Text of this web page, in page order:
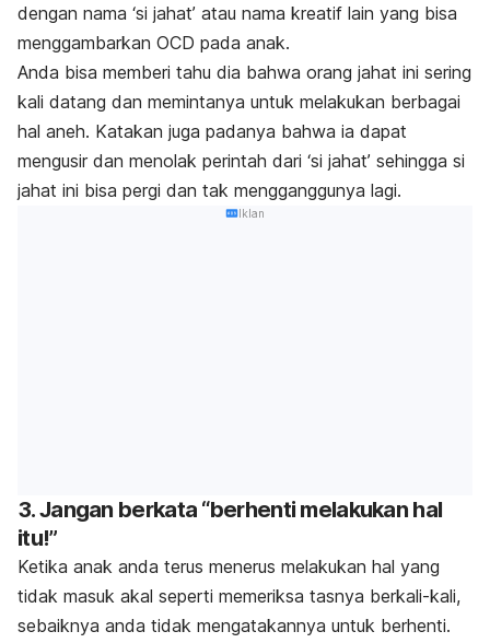
dengan nama ‘si jahat’ atau nama kreatif lain yang bisa
menggambarkan OCD pada anak.
Anda bisa memberi tahu dia bahwa orang jahat ini sering
kali datang dan memintanya untuk melakukan berbagai
hal aneh. Katakan juga padanya bahwa ia dapat
mengusir dan menolak perintah dari ‘si jahat’ sehingga si
jahat ini bisa pergi dan tak mengganggunya lagi.
Iklan
3. Jangan berkata “berhenti melakukan hal
itu!”
Ketika anak anda terus menerus melakukan hal yang
tidak masuk akal seperti memeriksa tasnya berkali-kali,
sebaiknya anda tidak mengatakannya untuk berhenti.